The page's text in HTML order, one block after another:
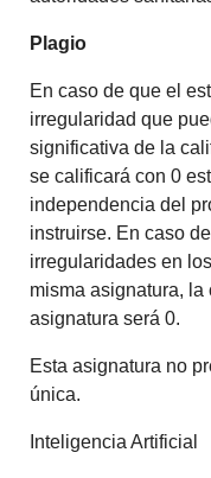
Plagio
En caso de que el
irregularidad que
significativa de la
se calificará con 0
independencia del
instruirse. En caso
irregularidades en
misma asignatura,
asignatura será 0.
Esta asignatura no
única.
Inteligencia Artificial